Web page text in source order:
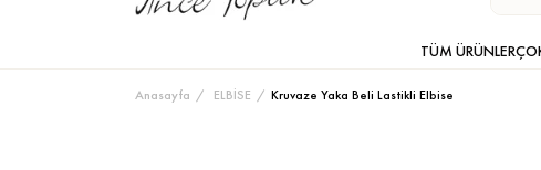
TÜM ÜRÜNLER
Anasayfa ELBİSE Kruvaze Yaka Beli Lastikli Elbise